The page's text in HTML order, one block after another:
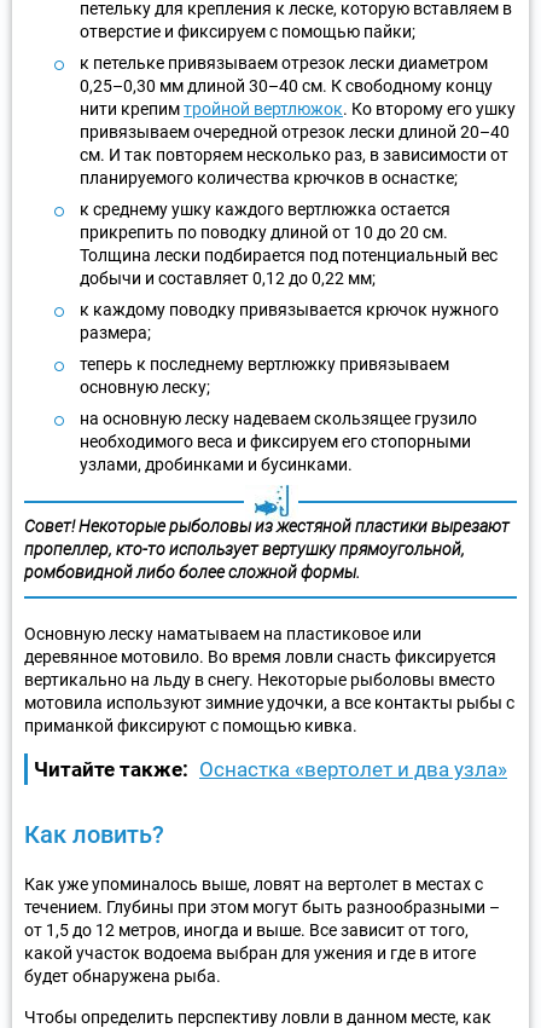
петельку для крепления к леске, которую вставляем в
отверстие и фиксируем с помощью пайки;
к петельке привязываем отрезок лески диаметром
0,25–0,30 мм длиной 30–40 см. К свободному концу
нити крепимтройной вертлюжок. Ко второму его ушку
привязываем очередной отрезок лески длиной 20–40
см. И так повторяем несколько раз, в зависимости от
планируемого количества крючков в оснастке;
к среднему ушку каждого вертлюжка остается
прикрепить по поводку длиной от 10 до 20 см.
Толщина лески подбирается под потенциальный вес
добычи и составляет 0,12 до 0,22 мм;
к каждому поводку привязывается крючок нужного
размера;
теперь к последнему вертлюжку привязываем
основную леску;
на основную леску надеваем скользящее грузило
необходимого веса и фиксируем его стопорными
узлами, дробинками и бусинками.
Совет!Некоторые рыболовы из жестяной пластики вырезают
пропеллер, кто-то использует вертушку прямоугольной,
ромбовидной либо более сложной формы.
Основную леску наматываем на пластиковое или
деревянное мотовило. Во время ловли снасть фиксируется
вертикально на льду в снегу. Некоторые рыболовы вместо
мотовила используют зимние удочки, а все контакты рыбы с
приманкой фиксируют с помощью кивка.
Читайте также: Оснастка «вертолет и два узла»
Как ловить?
Как уже упоминалось выше, ловят на вертолет в местах с
течением. Глубины при этом могут быть разнообразными –
от 1,5 до 12 метров, иногда и выше. Все зависит от того,
какой участок водоема выбран для ужения и где в итоге
будет обнаружена рыба.
Чтобы определить перспективу ловли в данном месте, как